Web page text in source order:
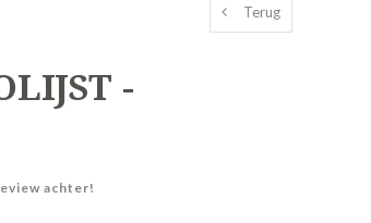
Terug
-
achter!